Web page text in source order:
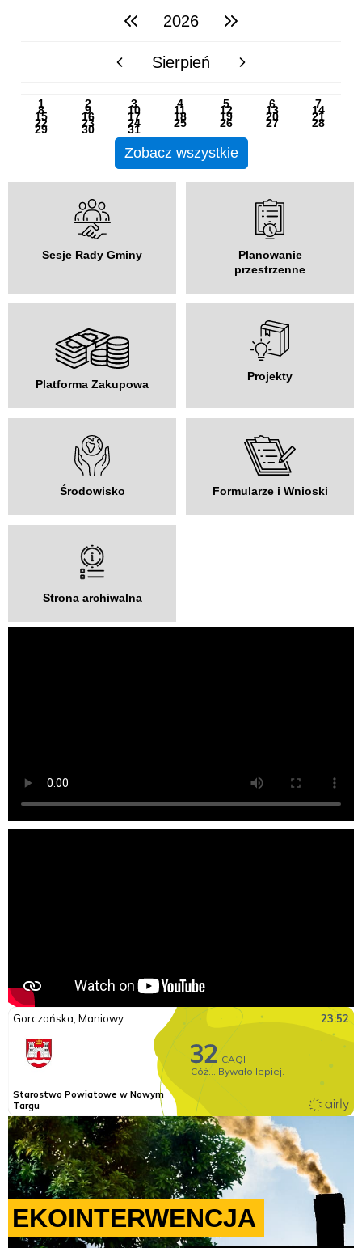
poprzedni rok2026 następny rok
poprzedni miesiącSierpień następny miesiąc
1 2 3 4 5 6 7
8 9 10 11 12 13 14
15 16 17 18 19 20 21
22 23 24 25 26 27 28
29 30 31
Zobacz wszystkie
Sesje Rady Gminy
Planowanie
przestrzenne
Platforma Zakupowa
Projekty
Środowisko Formularze i Wnioski
Strona archiwalna